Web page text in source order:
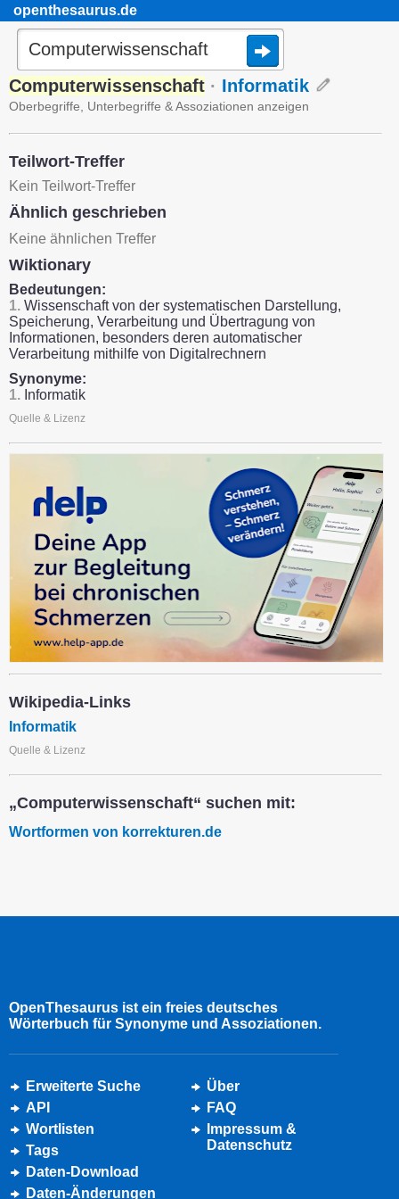
openthesaurus.de
Computerwissenschaft · Informatik
Oberbegriffe, Unterbegriffe & Assoziationen anzeigen
Teilwort-Treffer
Kein Teilwort-Treffer
Ähnlich geschrieben
Keine ähnlichen Treffer
Wiktionary
Bedeutungen:
1. Wissenschaft von der systematischen Darstellung,
Speicherung, Verarbeitung und Übertragung von
Informationen, besonders deren automatischer
Verarbeitung mithilfe von Digitalrechnern
Synonyme:
1. Informatik
Quelle & Lizenz
Wikipedia-Links
Informatik
Quelle & Lizenz
„Computerwissenschaft“ suchen mit:
Wortformen von korrekturen.de
OpenThesaurus ist ein freies deutsches
Wörterbuch für Synonyme und Assoziationen.
Erweiterte Suche
API
Wortlisten
Tags
Daten-Download
Daten-Änderungen
Über
FAQ
Impressum &
Datenschutz